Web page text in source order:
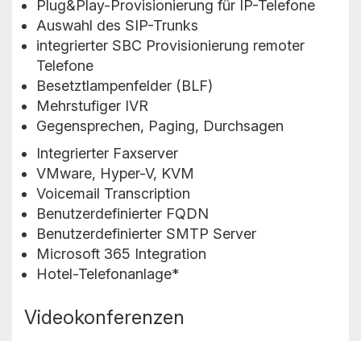
Plug&Play-Provisionierung für IP-Telefone
Auswahl des SIP-Trunks
integrierter SBC Provisionierung remoter
Telefone
Besetztlampenfelder (BLF)
Mehrstufiger IVR
Gegensprechen, Paging, Durchsagen
Integrierter Faxserver
VMware, Hyper-V, KVM
Voicemail Transcription
Benutzerdefinierter FQDN
Benutzerdefinierter SMTP Server
Microsoft 365 Integration
Hotel-Telefonanlage*
Videokonferenzen